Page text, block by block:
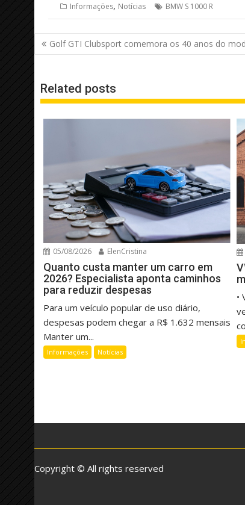
Informações, Notícias BMW S 1000 R
Navegação
de
Golf GTI Clubsport comemora os 40 anos do
Related posts
05/08/2026 ElenCristina
Quanto custa manter um carro em
2026? Especialista aponta caminhos
para reduzir despesas
Para um veículo popular de uso diário,
despesas podem chegar a R$ 1.632 mensais
Manter um...
Informações Notícias
•
Copyright © All rights reserved